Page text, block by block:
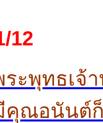
12
ะพุทธเจ้
คุณอนันต์